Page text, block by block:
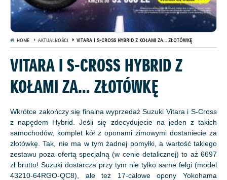
HOME AKTUALNOŚCI VITARA I S-CROSS HYBRID Z KOŁAMI ZA… ZŁOTÓWKĘ
VITARA I S-CROSS HYBRID Z
KOŁAMI ZA… ZŁOTÓWKĘ
Wkrótce zakończy się finalna wyprzedaż Suzuki Vitara i S-Cross
z napędem Hybrid. Jeśli się zdecydujecie na jeden z takich
samochodów, komplet kół z oponami zimowymi dostaniecie za
złotówkę. Tak, nie ma w tym żadnej pomyłki, a wartość takiego
zestawu poza ofertą specjalną (w cenie detalicznej) to aż 6697
zł brutto! Suzuki dostarcza przy tym nie tylko same felgi (model
43210-64RGO-QC8), ale też 17-calowe opony Yokohama